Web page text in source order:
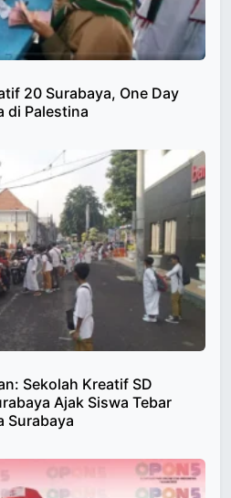
20 Surabaya, One Day
di Palestina
Sekolah Kreatif SD
Ajak Siswa Tebar
Surabaya